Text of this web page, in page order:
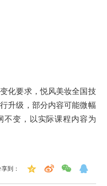
化要求，悦风美妆全国技
升级，部分内容可能微幅
不变，以实际课程内容为
到：